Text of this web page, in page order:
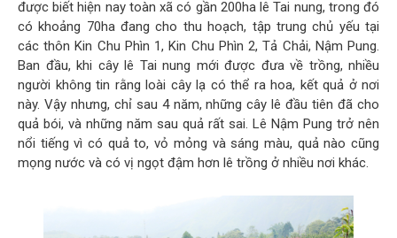
được biết hiện nay toàn xã có gần 200ha lê Tai nung, trong đó
có khoảng 70ha đang cho thu hoạch, tập trung chủ yếu tại
các thôn Kin Chu Phìn 1, Kin Chu Phìn 2, Tả Chải, Nậm Pung.
Ban đầu, khi cây lê Tai nung mới được đưa về trồng, nhiều
người không tin rằng loài cây lạ có thể ra hoa, kết quả ở nơi
này. Vậy nhưng, chỉ sau 4 năm, những cây lê đầu tiên đã cho
quả bói, và những năm sau quả rất sai. Lê Nậm Pung trở nên
nổi tiếng vì có quả to, vỏ mỏng và sáng màu, quả nào cũng
mọng nước và có vị ngọt đậm hơn lê trồng ở nhiều nơi khác.